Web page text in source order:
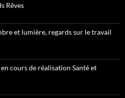
Rêves
et lumière, regards sur le travail
cours de réalisation Santé et